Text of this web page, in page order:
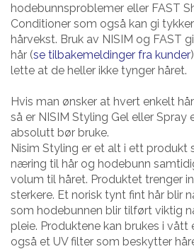
hodebunnsproblemer eller FAST
Conditioner som også kan gi
hårvekst. Bruk av NISIM og FAST
hår (se tilbakemeldinger fra kunder
lette at de heller ikke tynger håret.
Hvis man ønsker at hvert enkelt
så er NISIM Styling Gel eller Spray
absolutt bør bruke.
Nisim Styling er et alt i ett produkt
næring til hår og hodebunn
volum til håret. Produktet trenger
sterkere. Et norisk tynt fint hår blir
som hodebunnen blir tilført viktig
pleie. Produktene kan brukes i vått
også et UV filter som beskytter